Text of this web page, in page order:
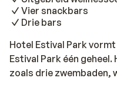
Vier snackbars
Drie bars
Hotel Estival Park
Estival Park één
zoals drie zwembaden,